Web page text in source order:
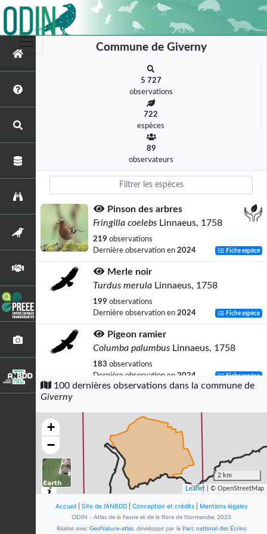
Commune de Giverny
5 727
observations
722
espèces
89
observateurs
Pinson des arbres
Fringilla coelebs Linnaeus, 1758
219 observations
Dernière observation en 2024 Fiche espèce
Merle noir
Turdus merula Linnaeus, 1758
199 observations
Dernière observation en 2024 Fiche espèce
Pigeon ramier
Columba palumbus Linnaeus, 1758
183 observations
Dernière observation en 2024 Fiche espèce
Erithacus rubecula(Linnaeus, 1758)
observations
Dernière observation en
2024
Pouillot véloce
Phylloscopus collybita(Vieillot, 1817)
observations
Pie bavarde
100 dernières observations dans la commune de
Giverny
+
−
2 km
Leaflet | © OpenStreetMap
Accueil Site de l'ANBDD Conception et crédits Mentions légales
ODIN - Atlas de la faune et de la flore de Normandie, 2023
Réalisé avec GeoNature-atlas, développé par le Parc national des Écrins